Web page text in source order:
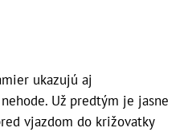
ukazujú aj
Už predtým je jasne
vjazdom do križovatky